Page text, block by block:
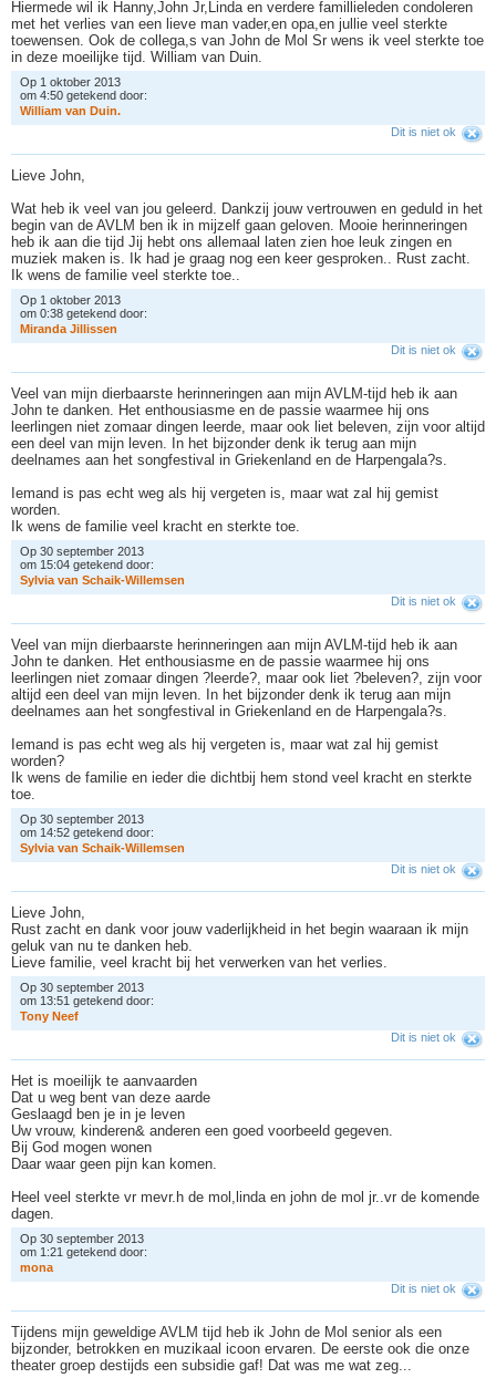
Hiermede wil ik Hanny,John Jr,Linda en verdere famillieleden condoleren
met het verlies van een lieve man vader,en opa,en jullie veel sterkte
toewensen. Ook de collega,s van John de Mol Sr wens ik veel sterkte toe
in deze moeilijke tijd. William van Duin.
Op 1 oktober 2013
om 4:50 getekend door:
William van Duin.
Dit is niet ok
Lieve John,
Wat heb ik veel van jou geleerd. Dankzij jouw vertrouwen en geduld in het
begin van de AVLM ben ik in mijzelf gaan geloven. Mooie herinneringen
heb ik aan die tijd Jij hebt ons allemaal laten zien hoe leuk zingen en
muziek maken is. Ik had je graag nog een keer gesproken.. Rust zacht.
Ik wens de familie veel sterkte toe..
Op 1 oktober 2013
om 0:38 getekend door:
Miranda Jillissen
Dit is niet ok
Veel van mijn dierbaarste herinneringen aan mijn AVLM-tijd heb ik aan
John te danken. Het enthousiasme en de passie waarmee hij ons
leerlingen niet zomaar dingen leerde, maar ook liet beleven, zijn voor altijd
een deel van mijn leven. In het bijzonder denk ik terug aan mijn
deelnames aan het songfestival in Griekenland en de Harpengala?s.
Iemand is pas echt weg als hij vergeten is, maar wat zal hij gemist
worden.
Ik wens de familie veel kracht en sterkte toe.
Op 30 september 2013
om 15:04 getekend door:
Sylvia van Schaik-Willemsen
Dit is niet ok
Veel van mijn dierbaarste herinneringen aan mijn AVLM-tijd heb ik aan
John te danken. Het enthousiasme en de passie waarmee hij ons
leerlingen niet zomaar dingen ?leerde?, maar ook liet ?beleven?, zijn voor
altijd een deel van mijn leven. In het bijzonder denk ik terug aan mijn
deelnames aan het songfestival in Griekenland en de Harpengala?s.
Iemand is pas echt weg als hij vergeten is, maar wat zal hij gemist
worden?
Ik wens de familie en ieder die dichtbij hem stond veel kracht en sterkte
toe.
Op 30 september 2013
om 14:52 getekend door:
Sylvia van Schaik-Willemsen
Dit is niet ok
Lieve John,
Rust zacht en dank voor jouw vaderlijkheid in het begin waaraan ik mijn
geluk van nu te danken heb.
Lieve familie, veel kracht bij het verwerken van het verlies.
Op 30 september 2013
om 13:51 getekend door:
Tony Neef
Dit is niet ok
Het is moeilijk te aanvaarden
Dat u weg bent van deze aarde
Geslaagd ben je in je leven
Uw vrouw, kinderen& anderen een goed voorbeeld gegeven.
Bij God mogen wonen
Daar waar geen pijn kan komen.
Heel veel sterkte vr mevr.h de mol,linda en john de mol jr..vr de komende
dagen.
Op 30 september 2013
om 1:21 getekend door:
mona
Dit is niet ok
Tijdens mijn geweldige AVLM tijd heb ik John de Mol senior als een
bijzonder, betrokken en muzikaal icoon ervaren. De eerste ook die onze
theater groep destijds een subsidie gaf! Dat was me wat zeg...